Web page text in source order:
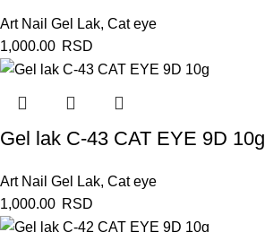
Art Nail Gel Lak, Cat eye
1,000.00 RSD
Gel lak C-43 CAT EYE 9D 10g
Art Nail Gel Lak, Cat eye
1,000.00 RSD